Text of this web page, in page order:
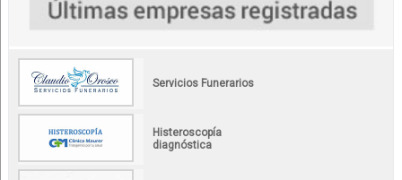
Servicios Funerarios
Histeroscopía
diagnóstica